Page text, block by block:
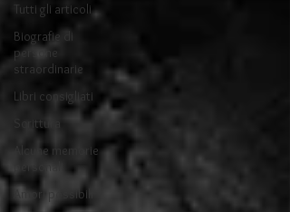
Tutti gli articoli
Biografie di
persone
straordinarie
Libri consigliati
Scrittura
Alcune memorie
personali
Amori possibili